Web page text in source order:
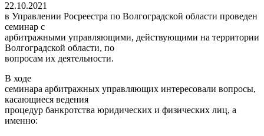
22.10.2021
в Управлении Росреестра по Волгоградской области проведен
семинар с
арбитражными управляющими, действующими на территории
Волгоградской области, по
вопросам их деятельности.
В ходе
семинара арбитражных управляющих интересовали вопросы,
касающиеся ведения
процедур банкротства юридических и физических лиц, а
именно: